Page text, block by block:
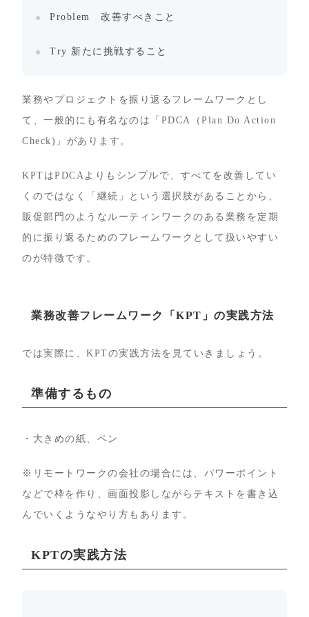
Problem 改善すべきこと
Try 新たに挑戦すること
業務やプロジェクトを振り返るフレームワークとし
て、一般的にも有名なのは「PDCA（Plan Do Action
Check)」があります。
KPTはPDCAよりもシンプルで、すべてを改善してい
くのではなく「継続」という選択肢があることから、
販促部門のようなルーティンワークのある業務を定期
的に振り返るためのフレームワークとして扱いやすい
のが特徴です。
業務改善フレームワーク「KPT」の実践方法
では実際に、KPTの実践方法を見ていきましょう。
準備するもの
・大きめの紙、ペン
※リモートワークの会社の場合には、パワーポイント
などで枠を作り、画面投影しながらテキストを書き込
んでいくようなやり方もあります。
KPTの実践方法